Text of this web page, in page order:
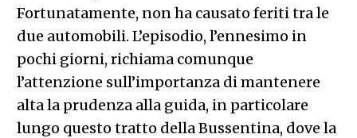
Fortunatamente, non ha causato feriti tra le
due automobili. L’episodio, l’ennesimo in
pochi giorni, richiama comunque
l’attenzione sull’importanza di mantenere
alta la prudenza alla guida, in particolare
lungo questo tratto della Bussentina, dove la